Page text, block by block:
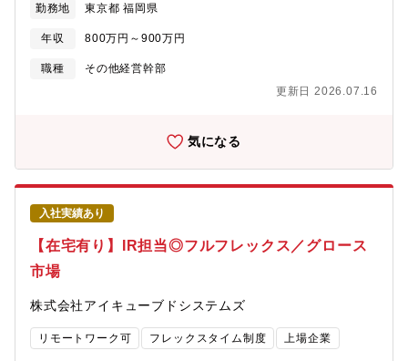
が通りやすい環境であり、技術選定からビジネスインパクトの創
出まで一気通貫で主導できます。【職場の雰囲気】・最新のAIツ
ンドを持つメンバーが集まり、新たな価値を共に創造していま
す。・オープンなコミュニケーションとサポート体制を大切にし
Cloud(BigQuery)、Lookerソースコード管理：GitHubコミュニケ
ーション/タスク管理：Slack、Backlog開発スタイル： エンジニ
ア主導のアジャイル開発。GitHubを用いたプルリクエストベース
の開発
ント全般を統括しながら、以下の変革サイクルを主導していただ
きます。【1】カスタマーサクセスへの変革（能動的な顧客提案）
営業活動に同行し、現場視点から顧客の潜在課題やニーズを特定
します。AIとヒトを組み合わせたプロセス改善やDXをプロアクテ
戦略的なコストコントロール（収益性の極大化）拠点のP/L責任を
デル（BPaaS、成果報酬など）へのスムーズな現場移行とコスト
マネジメントの強化を担います。【3】現場のリスキリングとAI戦
略の実装「AI戦略統括部」と連携し、業務運用コスト削減を見据
えた技術検証など、最新のAIプロセスを現場へ導入します。同時
に、現場スタッフやSVを「能動的なDX提案者」へと進化させるト
レーニングを指揮します。【センター長に託す3つの変革】【1】
「オペレーションセンター」から「カスタマーサクセスセンタ
ー」へのビジネスモデル転換現場から能動的に顧客の課題解決や
DX提案を行い、クライアントの事業成長に直接貢献する「カスタ
な価値を提供する「バリューセンター」を創り上げます。【2】現
場のコストコントロールスキルの底上げ・体制強化センター運営
における収益性の向上を目指し、現場のコストコントロールスキ
勤務地 東京都 福岡県
年収 800万円～900万円
職種
その他経営幹部
更新日 2026.07.16
気になる
入社実績あり
【在宅有り】IR担当◎フルフレックス／グロース
市場
株式会社アイキューブドシステムズ
リモートワーク可 フレックスタイム制度 上場企業